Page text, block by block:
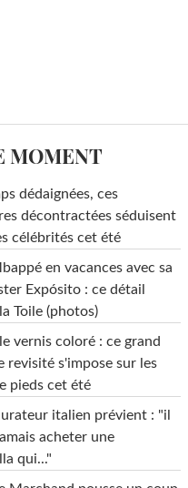
MOMENT
dédaignées, ces
décontractées séduisent
célébrités cet été
en vacances avec sa
Expósito : ce détail
Toile (photos)
vernis coloré : ce grand
revisité s'impose sur les
pieds cet été
italien prévient : "il
acheter une
qui..."